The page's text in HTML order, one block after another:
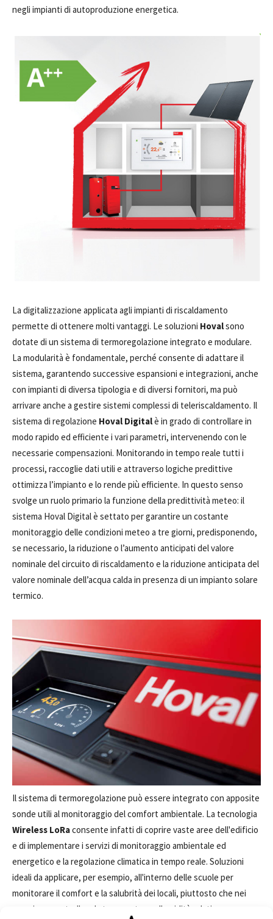
negli impianti di autoproduzione energetica.
La digitalizzazione applicata agli impianti di riscaldamento
permette di ottenere molti vantaggi. Le soluzioni Hovalsono
dotate di un sistema di termoregolazione integrato e modulare.
La modularità è fondamentale, perché consente di adattare il
sistema, garantendo successive espansioni e integrazioni, anche
con impianti di diversa tipologia e di diversi fornitori, ma può
arrivare anche a gestire sistemi complessi di teleriscaldamento. Il
sistema di regolazione Hoval Digitalè in grado di controllare in
modo rapido ed efficiente i vari parametri, intervenendo con le
necessarie compensazioni. Monitorando in tempo reale tutti i
processi, raccoglie dati utili e attraverso logiche predittive
ottimizza l’impianto e lo rende più efficiente. In questo senso
svolge un ruolo primario la funzione della predittività meteo: il
sistema Hoval Digital è settato per garantire un costante
monitoraggio delle condizioni meteo a tre giorni, predisponendo,
se necessario, la riduzione o l’aumento anticipati del valore
nominale del circuito di riscaldamento e la riduzione anticipata del
valore nominale dell’acqua calda in presenza di un impianto solare
termico.
Il sistema di termoregolazione può essere integrato con apposite
sonde utili al monitoraggio del comfort ambientale. La tecnologia
Wireless LoRaconsente infatti di coprire vaste aree dell'edificio
e di implementare i servizi di monitoraggio ambientale ed
energetico e la regolazione climatica in tempo reale. Soluzioni
ideali da applicare, per esempio, all'interno delle scuole per
monitorare il comfort e la salubrità dei locali, piuttosto che nei
musei per controllare la temperatura e l'umidità relativa,